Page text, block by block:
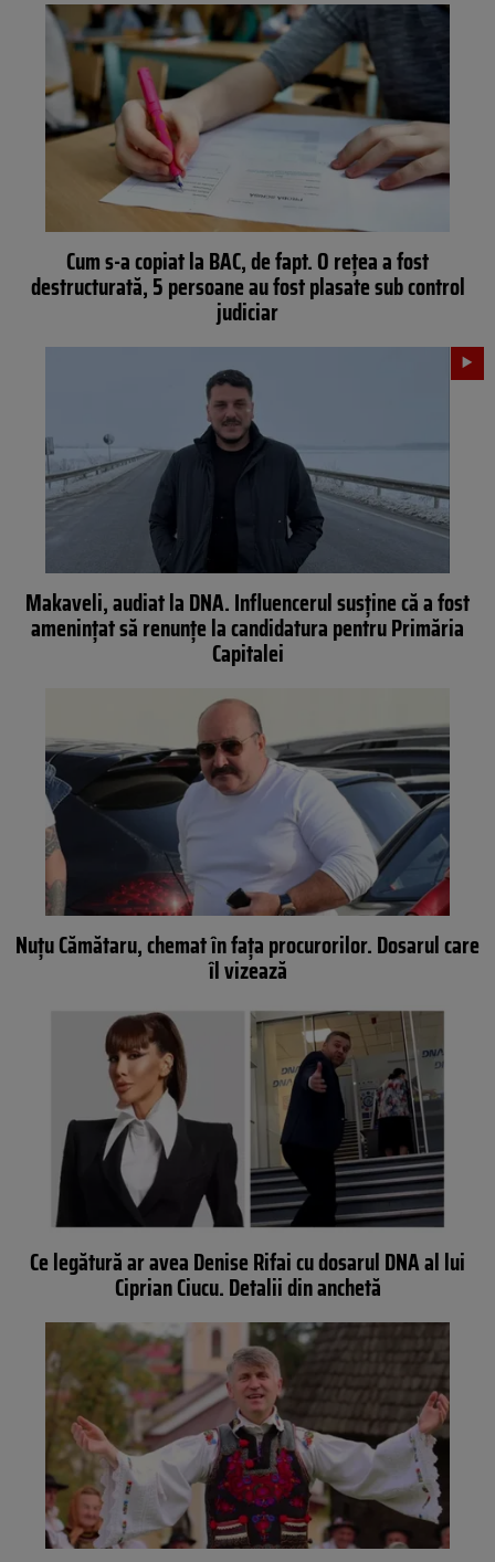
Cum s-a copiat la BAC, de fapt. O rețea a fost
destructurată, 5 persoane au fost plasate sub control
judiciar
Makaveli, audiat la DNA. Influencerul susține că a fost
amenințat să renunțe la candidatura pentru Primăria
Capitalei
Nuțu Cămătaru, chemat în fața procurorilor. Dosarul care
îl vizează
Ce legătură ar avea Denise Rifai cu dosarul DNA al lui
Ciprian Ciucu. Detalii din anchetă